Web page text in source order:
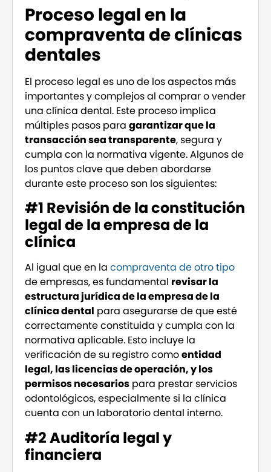
Proceso legal en la
compraventa de clínicas
dentales
El proceso legal es uno de los aspectos más
importantes y complejos al comprar o vender
una clínica dental. Este proceso implica
múltiples pasos para garantizar que la
transacción sea transparente, segura y
cumpla con la normativa vigente. Algunos de
los puntos clave que deben abordarse
durante este proceso son los siguientes:
#1 Revisión de la constitución
legal de la empresa de la
clínica
Al igual que en la compraventa de otro tipo
de empresas, es fundamental revisar la
estructura jurídica de la empresa de la
clínica dental para asegurarse de que esté
correctamente constituida y cumpla con la
normativa aplicable. Esto incluye la
verificación de su registro comoentidad
legal, las licencias de operación, y los
permisos necesarios para prestar servicios
odontológicos, especialmente si la clínica
cuenta con un laboratorio dental interno.
#2 Auditoría legal y
financiera